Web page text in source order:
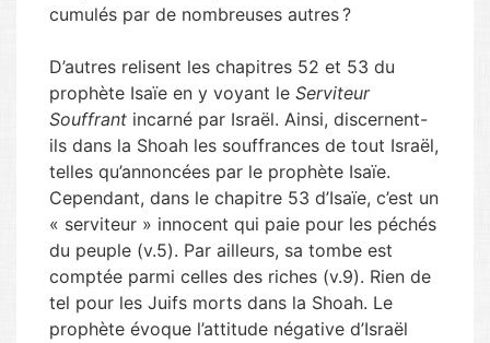
cumulés par de nombreuses autres ?
D’autres relisent les chapitres 52 et 53 du
prophète Isaïe en y voyant le Serviteur
Souffrant incarné par Israël. Ainsi, discernent-
ils dans la Shoah les souffrances de tout Israël,
telles qu’annoncées par le prophète Isaïe.
Cependant, dans le chapitre 53 d’Isaïe, c’est un
« serviteur » innocent qui paie pour les péchés
du peuple (v.5). Par ailleurs, sa tombe est
comptée parmi celles des riches (v.9). Rien de
tel pour les Juifs morts dans la Shoah. Le
prophète évoque l’attitude négative d’Israël